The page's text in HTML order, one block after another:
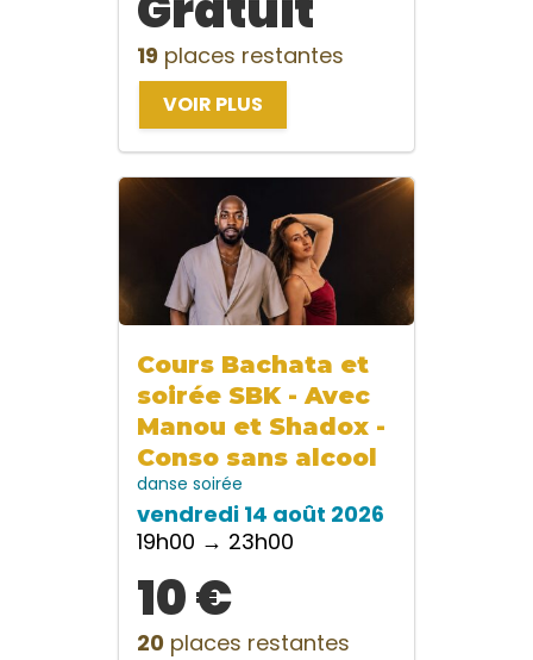
19 places restantes
VOIR PLUS
Cours Bachata et
soirée SBK - Avec
Manou et Shadox -
Conso sans alcool
danse soirée
vendredi 14 août 2026
19h00 → 23h00
10 €
20 places restantes